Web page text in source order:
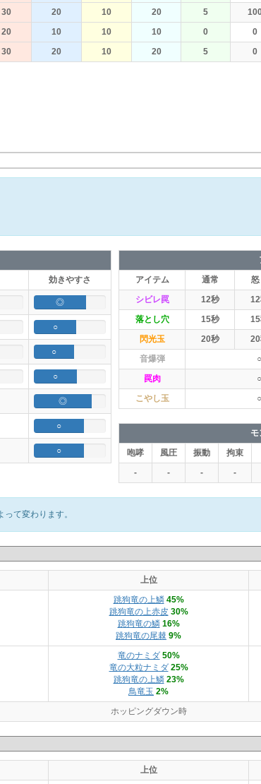
30 20 10 20 5
20 10 10 10 0
0
30 20 10 20 5 0
効きやすさ
◎
○
○
○
◎
○
○
アイテム
通常 怒
シビレ罠
12秒
落とし穴
15秒
閃光玉
20秒
音爆弾
○
罠肉
○
こやし玉
○
モ
咆哮
風圧 振動 拘束
-
- - -
て変わります。
上位
跳狗竜の上鱗 45%
跳狗竜の上赤皮 30%
跳狗竜の鱗 16%
跳狗竜の尾棘 9%
竜のナミダ 50%
竜の大粒ナミダ 25%
跳狗竜の上鱗 23%
鳥竜玉 2%
ホッピングダウン時
上位